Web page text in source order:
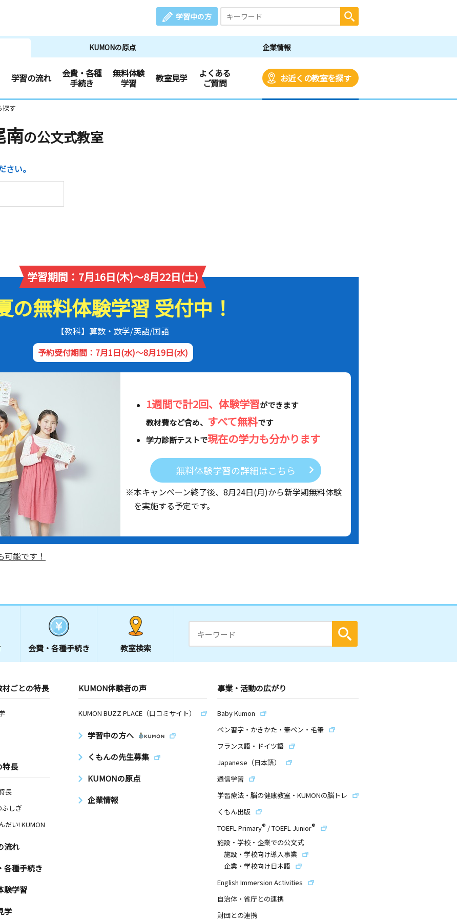
学習中の方
KUMONの原点 企業情報
学習の流れ
会費・各種
手続き
無料体験
学習
教室見学
よくある
ご質問
お近くの教室を探す
探す
南の公文式教室
い。
学習期間：7月16日(木)～8月22日(土)
の無料体験学習 受付中！
【教科】算数・数学/英語/国語
予約受付期間：7月1日(水)～8月19日(水)
1週間で計2回、体験学習ができます
教材費など含め、 すべて無料です
学力診断テストで現在の学力も分かります
無料体験学習の詳細はこちら
※本キャンペーン終了後、 8月24日(月)から新学期無料体験
を実施する予定です。
能です！
会費・ 各種手続き 教室検索
材ごとの特長
特長
長
ふしぎ
だい! KUMON
流れ
各種手続き
験学習
学
KUMON体験者の声
KUMON BUZZ PLACE（口コミサイト）
学習中の方へ
くもんの先生募集
KUMONの原点
企業情報
事業・活動の広がり
Baby Kumon
ペン習字・かきかた・筆ペン・毛筆
フランス語・ドイツ語
Japanese（日本語）
通信学習
学習療法・脳の健康教室・KUMONの脳トレ
くもん出版
TOEFL Primary® /TOEFL Junior®
施設・学校・企業での公文式
施設・学校向け導入事業
企業・学校向け日本語
English Immersion Activities
自治体・省庁との連携
財団との連携